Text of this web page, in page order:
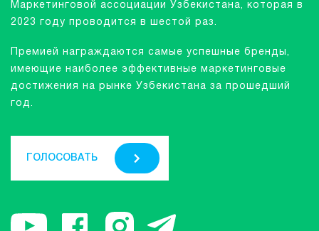
Маркетинговой ассоциации Узбекистана, которая в
2023 году проводится в шестой раз.
Премией награждаются самые успешные бренды,
имеющие наиболее эффективные маркетинговые
достижения на рынке Узбекистана за прошедший
год.
ГОЛОСОВАТЬ